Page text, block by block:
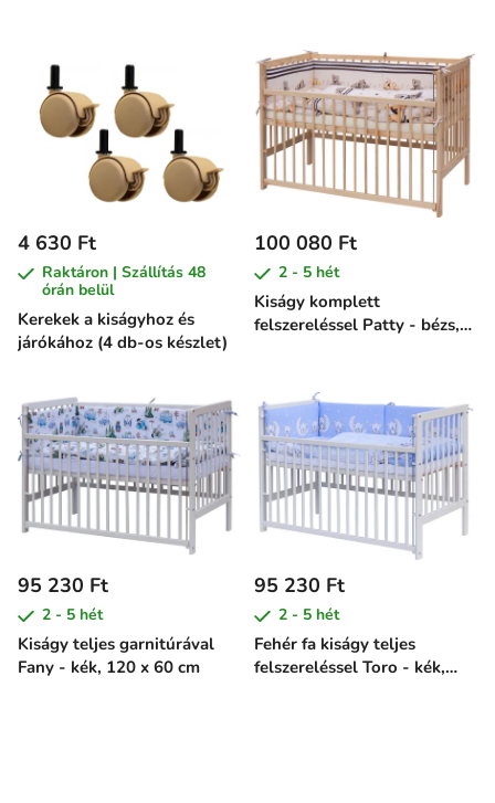
Kerekek a kiságyhoz és
járókához (4 db-os készlet)
4 630 Ft
Raktáron | Szállítás 48
órán belül
Kiságy komplett
felszereléssel Patty - bézs,
100 080 Ft
2 - 5 hét
Kiságy teljes garnitúrával
Fany - kék, 120 x 60 cm
95 230 Ft
2 - 5 hét
Fehér fa kiságy teljes
felszereléssel Toro - kék,
95 230 Ft
2 - 5 hét